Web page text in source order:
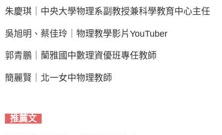
朱慶琪｜中央大學物理系副教授兼科學教育中心主任
吳旭明、蔡佳玲｜物理教學影片YouTuber
郭青鵬｜蘭雅國中數理資優班專任教師
簡麗賢｜北一女中物理教師
推薦文